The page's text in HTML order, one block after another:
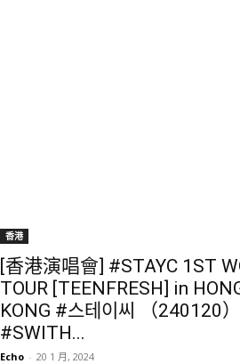
香港
[香港演唱會] #STAYC 1ST
TOUR [TEENFRESH] in
KONG #스테이씨 （240120）
#SWITH...
Echo - 20 1 月, 2024